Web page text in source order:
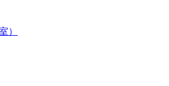
）